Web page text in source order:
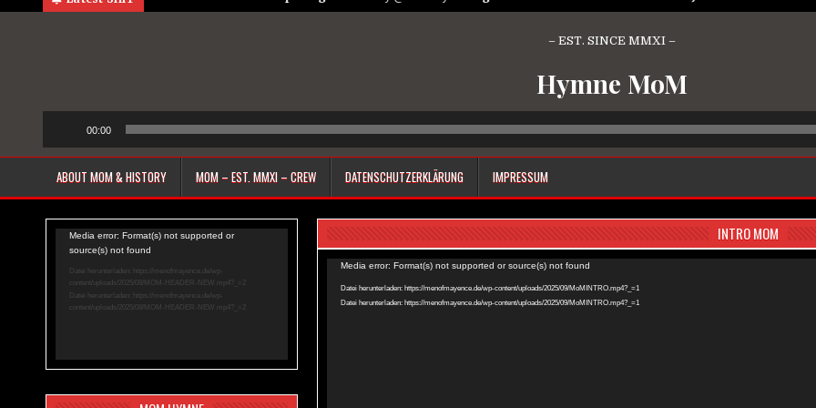
– EST. SINCE MMXI –
Hymne MoM
Player
00:00
ABOUT MOM & HISTORY MOM – EST. MMXI – CREW DATENSCHUTZERKLÄRUNG IMPRESSUM
INTRO MOM
Video-
Player
Media error: Format(s) not supported or source(s) not found
Datei herunterladen: https://menofmayence.de/wp-content/uploads/2025/09/MoMINTRO.mp4?_=1
Datei herunterladen: https://menofmayence.de/wp-content/uploads/2025/09/MoMINTRO.mp4?_=1
Video-
Player
Media error: Format(s) not supported or
source(s) not found
Datei herunterladen: https://menofmayence.de/wp-
content/uploads/2025/08/MOM-HEADER-NEW.mp4?_=2
Datei herunterladen: https://menofmayence.de/wp-
content/uploads/2025/08/MOM-HEADER-NEW.mp4?_=2